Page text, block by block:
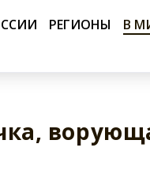
РЕГИОНЫ В